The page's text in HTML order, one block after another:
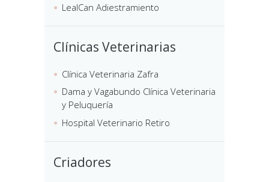
LealCan Adiestramiento
Clínicas Veterinarias
Clínica Veterinaria Zafra
Dama y Vagabundo Clínica Veterinaria
y Peluquería
Hospital Veterinario Retiro
Criadores